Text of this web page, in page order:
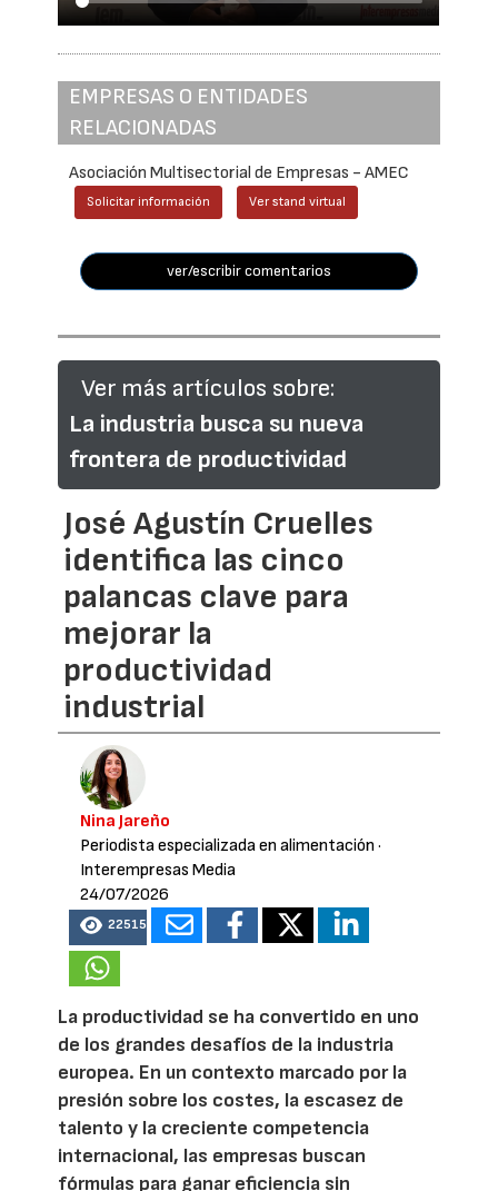
EMPRESAS O ENTIDADES
RELACIONADAS
Asociación Multisectorial de Empresas - AMEC
Solicitar información Ver stand virtual
ver/escribir comentarios
Ver más artículos sobre:
La industria busca su nueva
frontera de productividad
José Agustín Cruelles
identifica las cinco
palancas clave para
mejorar la
productividad
industrial
Nina Jareño
Periodista especializada en alimentación ·
Interempresas Media
24/07/2026
22515
La productividad se ha convertido en uno
de los grandes desafíos de la industria
europea. En un contexto marcado por la
presión sobre los costes, la escasez de
talento y la creciente competencia
internacional, las empresas buscan
fórmulas para ganar eficiencia sin